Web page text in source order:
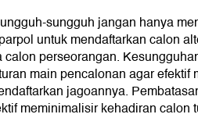
sungguh jangan hanya
untuk mendaftarkan calon
calon perseorangan.
main pencalonan agar efektif
jagoannya.
meminimalisir kehadiran calon